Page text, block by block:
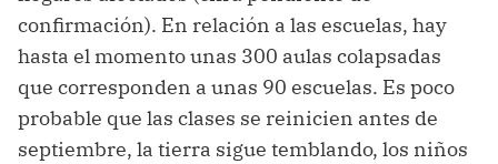
confirmación). En relación a las escuelas, hay
hasta el momento unas 300 aulas colapsadas
que corresponden a unas 90 escuelas. Es poco
probable que las clases se reinicien antes de
septiembre, la tierra sigue temblando, los niños